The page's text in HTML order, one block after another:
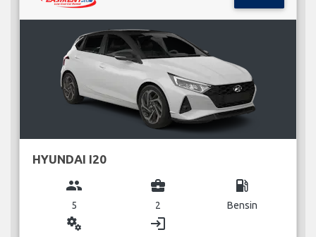
HYUNDAI I20
group
5
business_center
2
local_gas_station
Bensin
miscellaneous_services login